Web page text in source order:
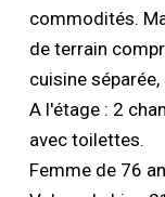
commodités.
de terrain
cuisine
A l'étage : 2
avec toilettes.
Femme de 76